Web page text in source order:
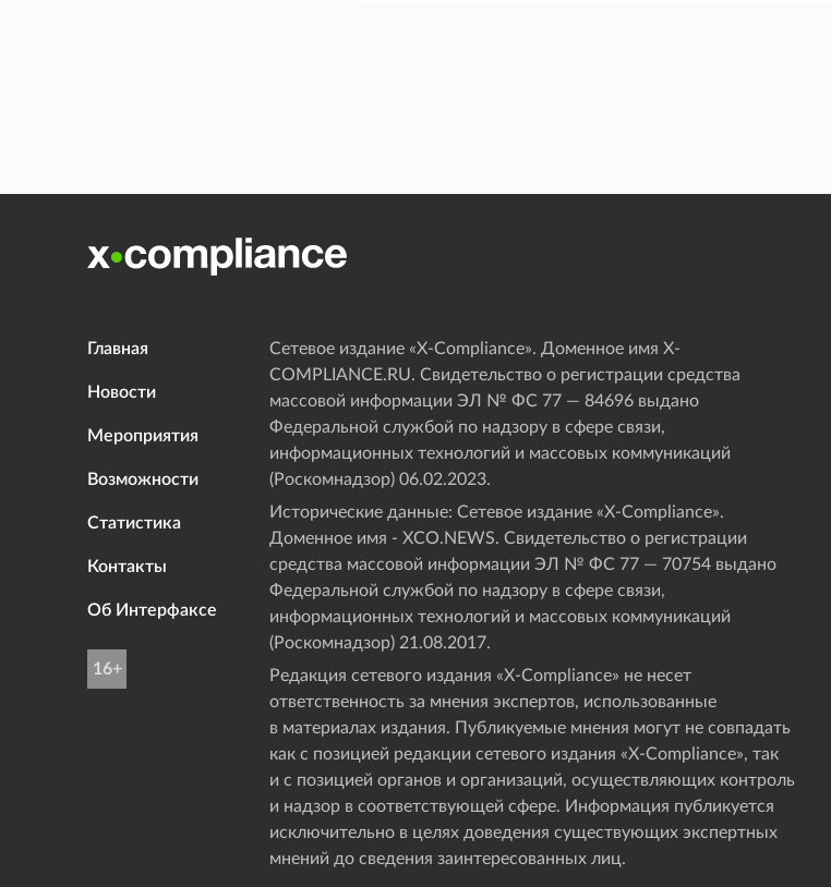
Главная
Новости
Мероприятия
Возможности
Статистика
Контакты
Об Интерфаксе
16+
Сетевое издание «Х-Compliance». Доменное имя X-
COMPLIANCE.RU. Свидетельство о регистрации средства
массовой информации ЭЛ № ФС 77 — 84696 выдано
Федеральной службой по надзору в сфере связи,
информационных технологий и массовых коммуникаций
(Роскомнадзор) 06.02.2023.
Исторические данные: Сетевое издание «Х-Compliance».
Доменное имя - XCO.NEWS. Свидетельство о регистрации
средства массовой информации ЭЛ № ФС 77 — 70754 выдано
Федеральной службой по надзору в сфере связи,
информационных технологий и массовых коммуникаций
(Роскомнадзор) 21.08.2017.
Редакция сетевого издания «X-Compliance» не несет
ответственность за мнения экспертов, использованные
в материалах издания. Публикуемые мнения могут не совпадать
как с позицией редакции сетевого издания «X-Compliance», так
и с позицией органов и организаций, осуществляющих контроль
и надзор в соответствующей сфере. Информация публикуется
исключительно в целях доведения существующих экспертных
мнений до сведения заинтересованных лиц.